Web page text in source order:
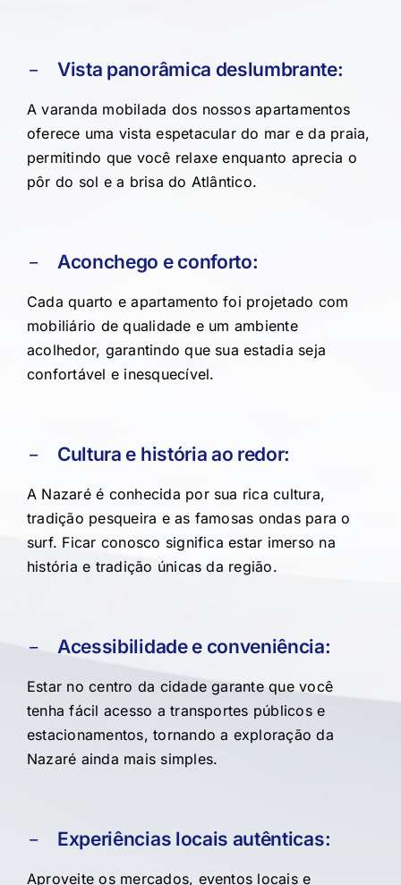
Vista panorâmica deslumbrante:
A varanda mobilada dos nossos apartamentos
oferece uma vista espetacular do mar e da praia,
permitindo que você relaxe enquanto aprecia o
pôr do sol e a brisa do Atlântico.
Aconchego e conforto:
Cada quarto e apartamento foi projetado com
mobiliário de qualidade e um ambiente
acolhedor, garantindo que sua estadia seja
confortável e inesquecível.
Cultura e história ao redor:
A Nazaré é conhecida por sua rica cultura,
tradição pesqueira e as famosas ondas para o
surf. Ficar conosco significa estar imerso na
história e tradição únicas da região.
Acessibilidade e conveniência:
Estar no centro da cidade garante que você
tenha fácil acesso a transportes públicos e
estacionamentos, tornando a exploração da
Nazaré ainda mais simples.
Experiências locais autênticas:
Aproveite os mercados, eventos locais e